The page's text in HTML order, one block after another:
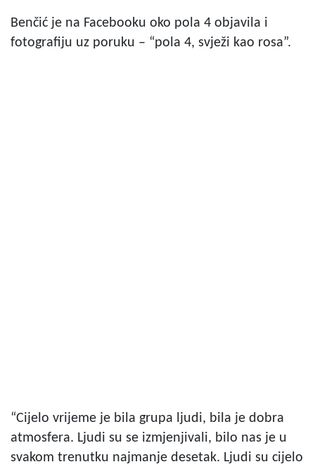
Benčić je na Facebooku oko pola 4 objavila i
fotografiju uz poruku – “pola 4, svježi kao rosa”.
“Cijelo vrijeme je bila grupa ljudi, bila je dobra
atmosfera. Ljudi su se izmjenjivali, bilo nas je u
svakom trenutku najmanje desetak. Ljudi su cijelo